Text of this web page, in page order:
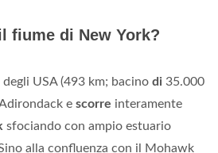
fiume di New York?
degli USA (493 km; bacino di 35.000
e scorre interamente
sfociando con ampio estuario
alla confluenza con il Mohawk